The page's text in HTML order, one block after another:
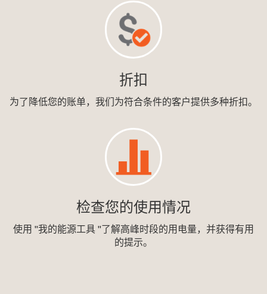
折扣
为了降低您的账单，我们为符合条件的客户提供多种折扣。
检查您的使用情况
使用 "我的能源工具 "了解高峰时段的用电量，并获得有用
的提示。